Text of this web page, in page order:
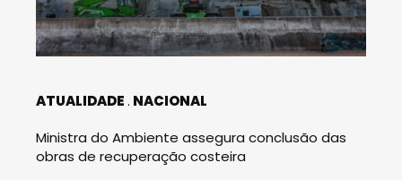
ATUALIDADE NACIONAL
Ministra do Ambiente assegura conclusão das
obras de recuperação costeira